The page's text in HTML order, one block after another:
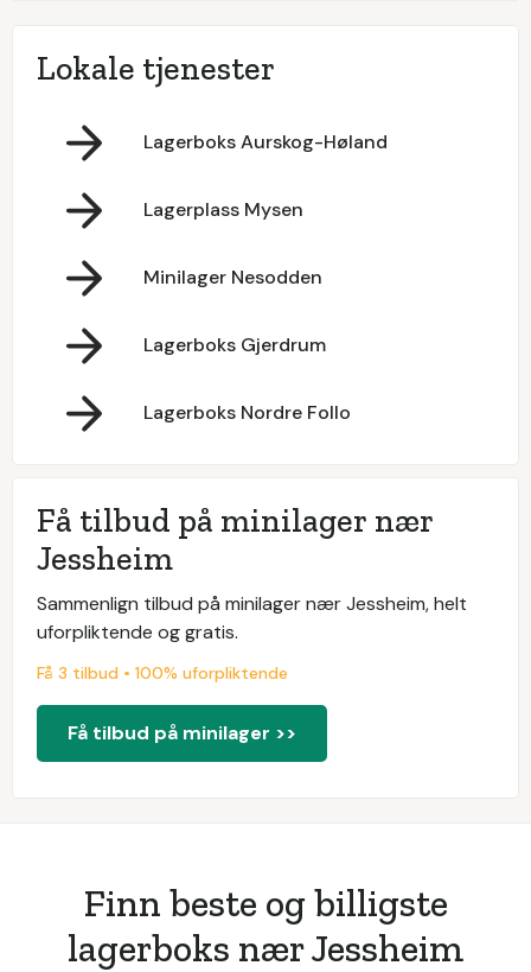
Lokale tjenester
Lagerboks Aurskog-Høland
Lagerplass Mysen
Minilager Nesodden
Lagerboks Gjerdrum
Lagerboks Nordre Follo
Få tilbud på minilager nær
Jessheim
Sammenlign tilbud på minilager nær Jessheim, helt
uforpliktende og gratis.
Få 3 tilbud • 100% uforpliktende
Få tilbud på minilager >>
Finn beste og billigste
lagerboks nær Jessheim